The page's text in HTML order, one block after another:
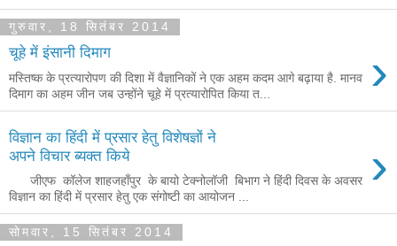
गुरुवार, 18 सितंबर 2014
चूहे में इंसानी दिमाग ›
मस्तिष्क के प्रत्यारोपण की दिशा में वैज्ञानिकों ने एक अहम कदम आगे बढ़ाया है. मानव
दिमाग का अहम जीन जब उन्होंने चूहे में प्रत्यारोपित किया त...
विज्ञान का हिंदी में प्रसार हेतु विशेषज्ञों ने
अपने विचार ब्यक्त किये
›
जीएफ कॉलेज शाहजहाँपुर के बायो टेक्नोलॉजी बिभाग ने हिंदी दिवस के अवसर
विज्ञान का हिंदी में प्रसार हेतु एक संगोष्टी का आयोजन ...
सोमवार, 15 सितंबर 2014